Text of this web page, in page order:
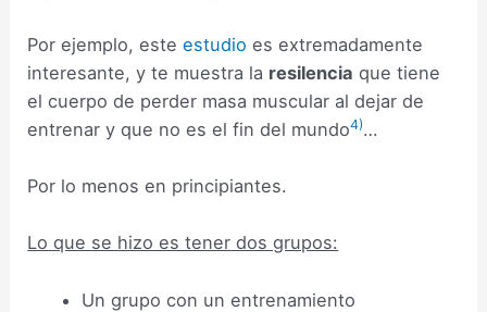
Por ejemplo, esteestudio es extremadamente
interesante, y te muestra la resilencia que tiene
el cuerpo de perder masa muscular al dejar de
entrenar y que no es el fin del mundo4)…
Por lo menos en principiantes.
Lo que se hizo es tener dos grupos:
Un grupo con un entrenamiento